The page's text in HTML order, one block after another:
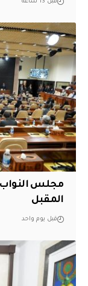
مجلس
المقبل
قبل يوم واحد